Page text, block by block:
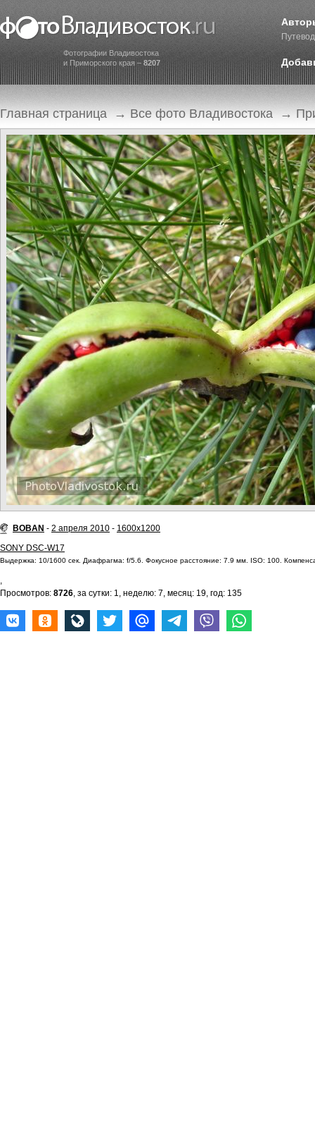
Фотографии Владивостока
и Приморского края – 8207
Главная страница → Все фото Владивостока →
BOBAN - 2 апреля 2010 - 1600x1200
SONY DSC-W17
Выдержка: 10/1600 сек. Диафрагма: f/5.6. Фокусное расстояние: 7.9 мм. ISO: 100.
,
Просмотров: 8726, за сутки: 1, неделю: 7, месяц: 19, год: 135